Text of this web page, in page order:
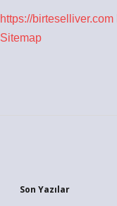
https://birteselliver.com
Sitemap
Son Yazılar